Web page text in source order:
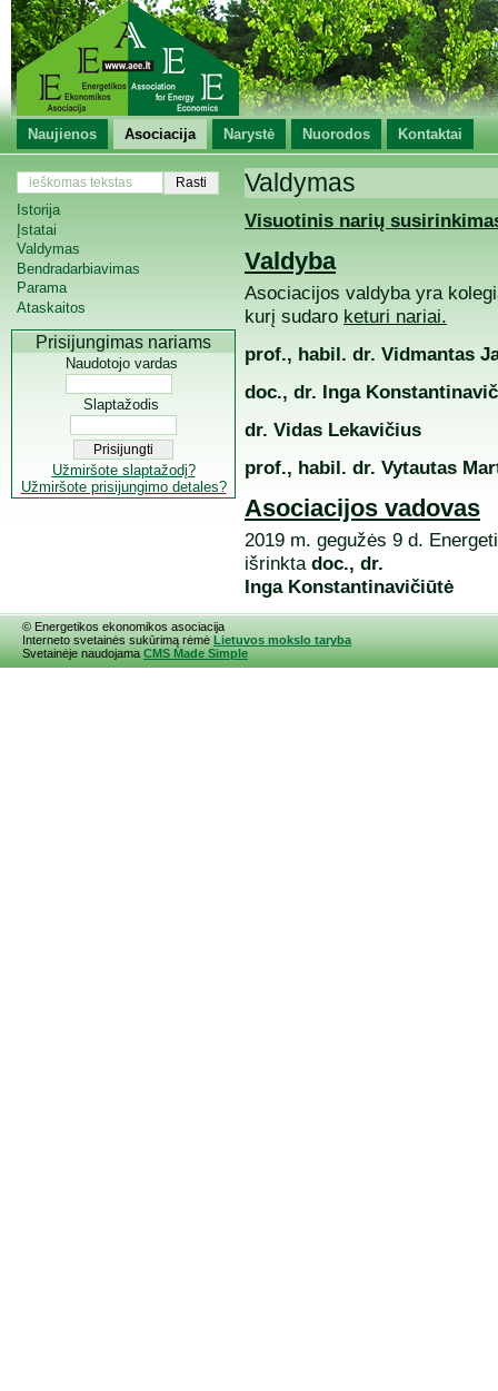
Naujienos Asociacija Narystė Nuorodos Kontaktai
Istorija
Įstatai
Valdymas
Bendradarbiavimas
Parama
Ataskaitos
Prisijungimas nariams
Naudotojo vardas
Slaptažodis
Užmiršote slaptažodį?
Užmiršote prisijungimo detales?
Valdymas
Visuotinis narių
Valdyba
Asociacijos valdyba yra
kurį sudaro keturi nariai.
prof., habil. dr. Vidmantas
doc., dr. Inga
dr. Vidas Lekavičius
prof., habil. dr. Vytautas
Asociacijos vadovas
2019 m. gegužės 9 d.
išrinkta doc., dr.
Inga Konstantinavičiūtė
© Energetikos ekonomikos asociacija
Interneto svetainės sukūrimą rėmė Lietuvos mokslo taryba
Svetainėje naudojama CMS Made Simple